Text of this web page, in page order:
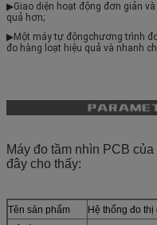
▶Giao diện hoạt động đơn giản
quả hơn;
▶Một máy tự độngchương trình
đo hàng loạt hiệu quả và nhanh
Máy đo tầm nhìn PCB của
đây cho thấy:
Tên sản phẩm
Hệ thống đo